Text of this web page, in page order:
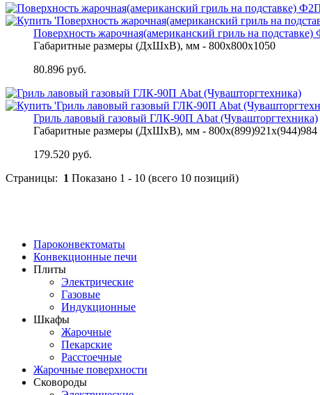
Поверхность жарочная(американский гриль на
Габаритные размеры (ДхШхВ), мм - 800х800х1050
80.896 руб.
Гриль лавовый газовый ГЛК-90П Abat (Чувашторгтехника)
Габаритные размеры (ДхШхВ), мм - 800х(899)921х(944)984
179.520 руб.
Страницы: 1 Показано 1 - 10 (всего 10 позиций)
Пароконвектоматы
Конвекционные печи
Плиты
Электрические
Газовые
Индукционные
Шкафы
Жарочные
Пекарские
Расстоечные
Жарочные поверхности
Сковороды